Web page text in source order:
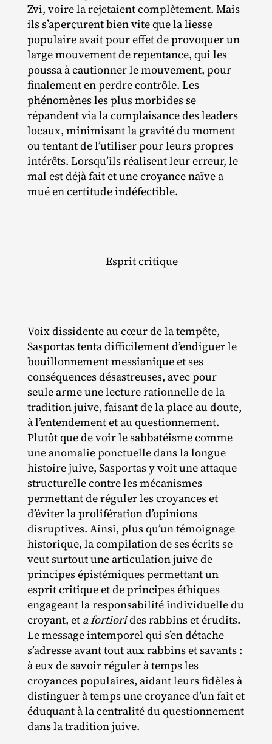
Zvi, voire la rejetaient complètement. Mais
ils s’aperçurent bien vite que la liesse
populaire avait pour effet de provoquer un
large mouvement de repentance, qui les
poussa à cautionner le mouvement, pour
finalement en perdre contrôle. Les
phénomènes les plus morbides se
répandent via la complaisance des leaders
locaux, minimisant la gravité du moment
ou tentant de l’utiliser pour leurs propres
intérêts. Lorsqu’ils réalisent leur erreur, le
mal est déjà fait et une croyance naïve a
mué en certitude indéfectible.
Esprit critique
Voix dissidente au cœur de la tempête,
Sasportas tenta difficilement d’endiguer le
bouillonnement messianique et ses
conséquences désastreuses, avec pour
seule arme une lecture rationnelle de la
tradition juive, faisant de la place au doute,
à l’entendement et au questionnement.
Plutôt que de voir le sabbatéisme comme
une anomalie ponctuelle dans la longue
histoire juive, Sasportas y voit une attaque
structurelle contre les mécanismes
permettant de réguler les croyances et
d’éviter la prolifération d’opinions
disruptives. Ainsi, plus qu’un témoignage
historique, la compilation de ses écrits se
veut surtout une articulation juive de
principes épistémiques permettant un
esprit critique et de principes éthiques
engageant la responsabilité individuelle du
croyant, et a fortiorides rabbins et érudits.
Le message intemporel qui s’en détache
s’adresse avant tout aux rabbins et savants :
à eux de savoir réguler à temps les
croyances populaires, aidant leurs fidèles à
distinguer à temps une croyance d’un fait et
éduquant à la centralité du questionnement
dans la tradition juive.